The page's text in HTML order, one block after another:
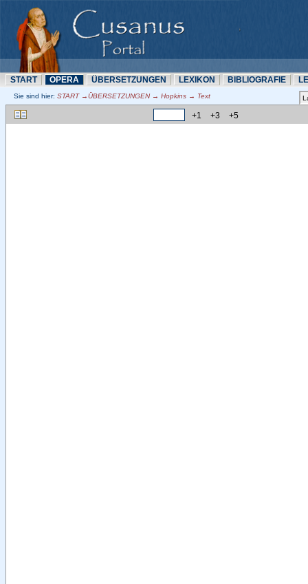
START OPERA ÜBERSETZUNN LEXIKON BIBLIOGRAFIE
Sie sind hier: START →ÜBERSETZUNN → Hopkins → Text
+1 +3 +5